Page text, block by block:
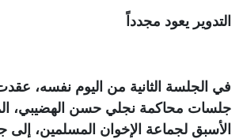
التدوير يعود مجدداً
في الجلسة الثانية من اليوم نفسه،
جلسات محاكمة نجلي حسن الهضيبي،
الأسبق لجماعة الإخوان المسلمين،